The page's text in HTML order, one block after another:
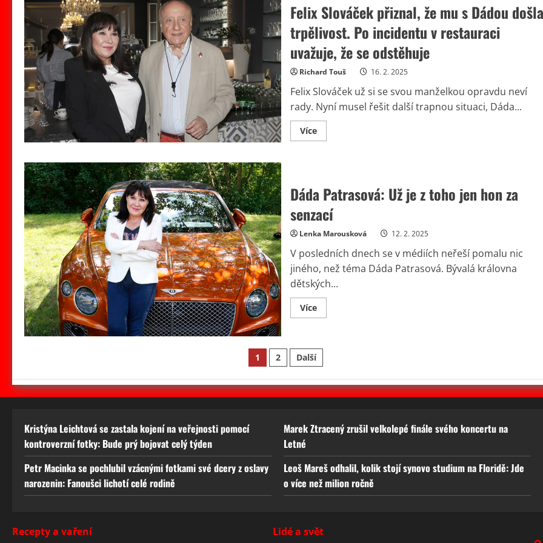
před
důsledky
závislosti
Dády
Patrasové.
Obává
se,
že
její
stav
skončí
tragédií
Felix Slováček přiznal, že mu s Dádou došla
trpělivost. Po incidentu v restauraci
uvažuje, že se odstěhuje
Richard Touš 16. 2. 2025
Felix Slováček už si se svou manželkou opravdu neví
rady. Nyní musel řešit další trapnou situaci, Dáda...
VíceRead
more
mu
s
Dádou
došla
trpělivost.
Po
incidentu
v
restauraci
uvažuje,
že
se
odstěhuje
Dáda Patrasová: Už je z toho jen hon za
senzací
Lenka Marousková 12. 2. 2025
V posledních dnech se v médiích neřeší pomalu nic
jiného, než téma Dáda Patrasová. Bývalá královna
dětských...
VíceRead
more
Už
je
z
jen
hon
za
Stránkování
příspěvků
1 2 Další
Kristýna Leichtová se zastala kojení na veřejnosti pomocí
kontroverzní fotky: Bude prý bojovat celý týden
Marek Ztracený zrušil velkolepé finále svého koncertu na
Letné
Petr Macinka se pochlubil vzácnými fotkami své dcery z oslavy
narozenin: Fanoušci lichotí celé rodině
Leoš Mareš odhalil, kolik stojí synovo studium na Floridě: Jde
o více než milion ročně
Recepty a vaření
Lidé a svět